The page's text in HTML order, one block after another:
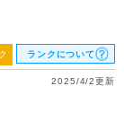
ランクについて
2025/4/2更新